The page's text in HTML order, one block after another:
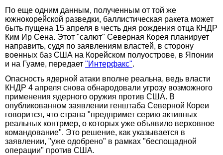
По еще одним данным, полученным от той же
южнокорейской разведки, баллистическая ракета может
быть пущена 15 апреля в честь дня рождения отца КНДР
Ким Ир Сена. Этот "салют" Северная Корея планирует
направить, судя по заявлениям властей, в сторону
военных баз США на Корейском полуострове, в Японии
и на Гуаме, передает "Интерфакс".
Опасность ядерной атаки вполне реальна, ведь власти
КНДР 4 апреля снова обнародовали угрозу возможного
применения ядерного оружия против США. В
опубликованном заявлении генштаба Северной Кореи
говорится, что страна "предпримет серию активных
реальных контрмер, о которых уже объявило верховное
командование". Это решение, как указывается в
заявлении, "уже одобрено" в рамках "беспощадной
операции" против США.